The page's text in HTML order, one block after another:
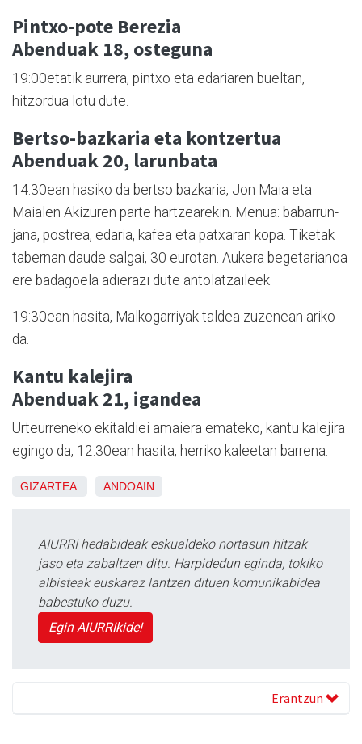
Pintxo-pote Berezia
Abenduak 18, osteguna
19:00etatik aurrera, pintxo eta edariaren bueltan,
hitzordua lotu dute.
Bertso-bazkaria eta kontzertua
Abenduak 20, larunbata
14:30ean hasiko da bertso bazkaria, Jon Maia eta
Maialen Akizuren parte hartzearekin. Menua: babarrun-
jana, postrea, edaria, kafea eta patxaran kopa. Tiketak
tabernan daude salgai, 30 eurotan. Aukera begetarianoa
ere badagoela adierazi dute antolatzaileek.
19:30ean hasita, Malkogarriyak taldea zuzenean ariko
da.
Kantu kalejira
Abenduak 21, igandea
Urteurreneko ekitaldiei amaiera emateko, kantu kalejira
egingo da, 12:30ean hasita, herriko kaleetan barrena.
GIZARTEA ANDOAIN
AIURRI hedabideak eskualdeko nortasun hitzak
jaso eta zabaltzen ditu. Harpidedun eginda, tokiko
albisteak euskaraz lantzen dituen komunikabidea
babestuko duzu.
Egin AIURRIkide!
Erantzun